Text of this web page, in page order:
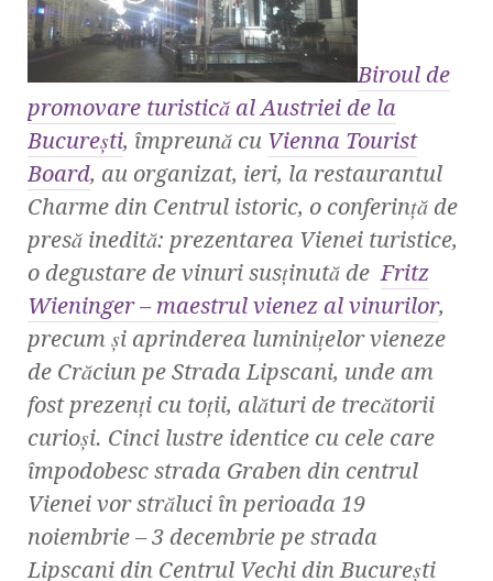
Biroul de
promovare turistică al Austriei de la
Bucureşti, împreună cu Vienna Tourist
Board, au organizat, ieri, la restaurantul
Charme din Centrul istoric, o conferinţă de
presă inedită: prezentarea Vienei turistice,
o degustare de vinuri susţinută deFritz
Wieninger – maestrul vienez al vinurilor,
precum şi aprinderea luminiţelor vieneze
de Crăciun pe Strada Lipscani, unde am
fost prezenţi cu toţii, alături de trecătorii
curioşi. Cinci lustre identice cu cele care
împodobesc strada Graben din centrul
Vienei vor străluci în perioada 19
noiembrie – 3 decembrie pe strada
Lipscani din Centrul Vechi din Bucureşti